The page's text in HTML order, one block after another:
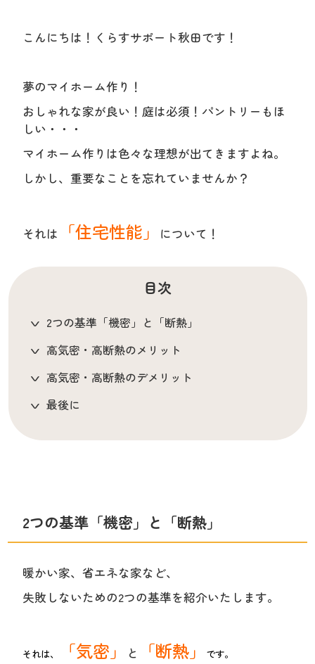
こんにちは！くらすサポート秋田です！
夢のマイホーム作り！
おしゃれな家が良い！庭は必須！パントリーもほ
しい・・・
マイホーム作りは色々な理想が出てきますよね。
しかし、重要なことを忘れていませんか？
それは 「住宅性能」 について！
目次
2つの基準「機密」と「断熱」
高気密・高断熱のメリット
高気密・高断熱のデメリット
最後に
2つの基準「機密」と「断熱」
暖かい家、省エネな家など、
失敗しないための2つの基準を紹介いたします。
それは、 「気密」 と 「断熱」 です。